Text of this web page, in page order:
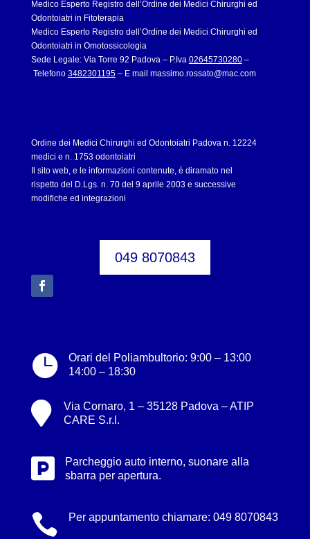
Medico Esperto Registro dell’Ordine dei Medici Chirurghi ed
Odontoiatri in Fitoterapia
Medico Esperto Registro dell’Ordine dei Medici Chirurghi ed
Odontoiatri in Omotossicologia
Sede Legale: Via Torre 92 Padova – P.Iva 02645730280–
Telefono 3482301195– E mail massimo.rossato@mac.com
Ordine dei Medici Chirurghi ed Odontoiatri Padova n. 12224
medici e n. 1753 odontoiatri
Il sito web, e le informazioni contenute, é diramato nel
rispetto del D.Lgs. n. 70 del 9 aprile 2003 e successive
modifiche ed integrazioni
049 8070843

Orari del Poliambultorio: 9:00 – 13:00
14:00 – 18:30

Via Cornaro, 1 – 35128 Padova – ATIP
CARE S.r.l.

Parcheggio auto interno, suonare alla
sbarra per apertura.
 Per appuntamento chiamare: 049 8070843